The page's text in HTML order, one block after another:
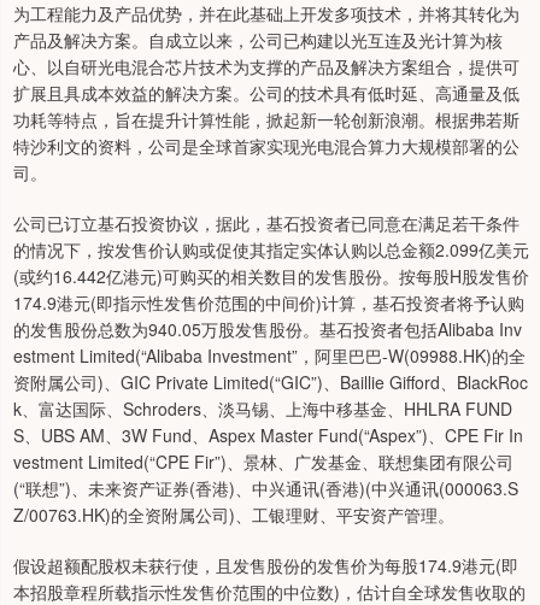
为工程能力及产品优势，并在此基础上开发多项技术，并将其转化为
产品及解决方案。自成立以来，公司已构建以光互连及光计算为核
心、以自研光电混合芯片技术为支撑的产品及解决方案组合，提供可
扩展且具成本效益的解决方案。公司的技术具有低时延、高通量及低
功耗等特点，旨在提升计算性能，掀起新一轮创新浪潮。根据弗若斯
特沙利文的资料，公司是全球首家实现光电混合算力大规模部署的公
司。
公司已订立基石投资协议，据此，基石投资者已同意在满足若干条件
的情况下，按发售价认购或促使其指定实体认购以总金额2.099亿美元
(或约16.442亿港元)可购买的相关数目的发售股份。按每股H股发售价
174.9港元(即指示性发售价范围的中间价)计算，基石投资者将予认购
的发售股份总数为940.05万股发售股份。基石投资者包括Alibaba Inv
estment Limited(“Alibaba Investment”，阿里巴巴-W(09988.HK)的全
资附属公司)、GIC Private Limited(“GIC”)、Baillie Gifford、BlackRoc
k、富达国际、Schroders、淡马锡、上海中移基金、HHLRA FUND
S、UBS AM、3W Fund、Aspex Master Fund(“Aspex”)、CPE Fir In
vestment Limited(“CPE Fir”)、景林、广发基金、联想集团有限公司
(“联想”)、未来资产证券(香港)、中兴通讯(香港)(中兴通讯(000063.S
Z/00763.HK)的全资附属公司)、工银理财、平安资产管理。
假设超额配股权未获行使，且发售股份的发售价为每股174.9港元(即
本招股章程所载指示性发售价范围的中位数)，估计自全球发售收取的